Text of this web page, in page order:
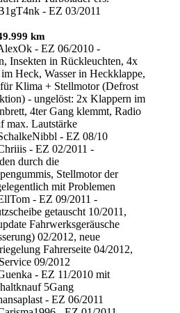
- EZ 03/2011
km
- EZ 06/2010 -
Insekten in Rückleuchten, 4x
Heck, Wasser in Heckklappe,
Klima + Stellmotor (Defrost
- ungelöst: 2x Klappern im
4ter Gang klemmt, Radio
max. Lautstärke
- EZ 08/10
- EZ 02/2011 -
durch die
Stellmotor der
mit Problemen
- EZ 09/2011 -
getauscht 10/2011,
Fahrwerksgeräusche
02/2012, neue
Fahrerseite 04/2012,
09/2012
- EZ 11/2010 mit
5Gang
- EZ 06/2011